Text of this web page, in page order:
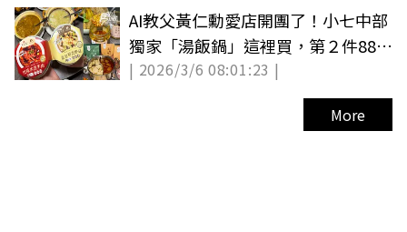
AI教父黃仁勳愛店開團了！小七中部
獨家「湯飯鍋」這裡買，第２件88折
爽嗑
| 2026/3/6 08:01:23 |
More